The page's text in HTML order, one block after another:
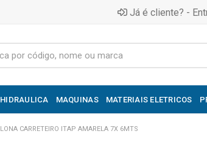
Já é cliente? -
HIDRAULICA MAQUINAS MATERIAIS ELETRICOS
LONA CARRETEIRO ITAP AMARELA 7X 6MTS